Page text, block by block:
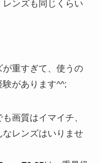
ンズも同じくらい
重すぎて、使うの
があります^^;
画質はイマイチ、
レンズはいりませ